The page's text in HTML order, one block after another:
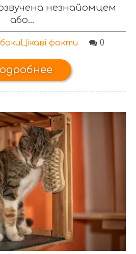
незнайомцем
або...
Цікаві факти 0